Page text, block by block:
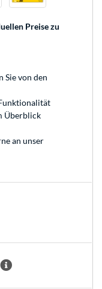
Preise zu
Sie von den
Überblick
an unser